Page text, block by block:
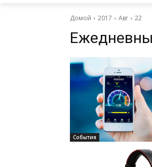
Домой 2017 Авг 22
События